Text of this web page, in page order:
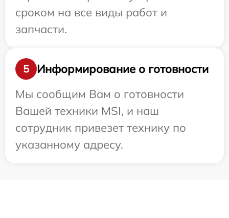
сроком на все виды работ и
запчасти.
5
Информирование о готовности
Мы сообщим Вам о готовности
Вашей техники MSI, и наш
сотрудник привезет технику по
указанному адресу.